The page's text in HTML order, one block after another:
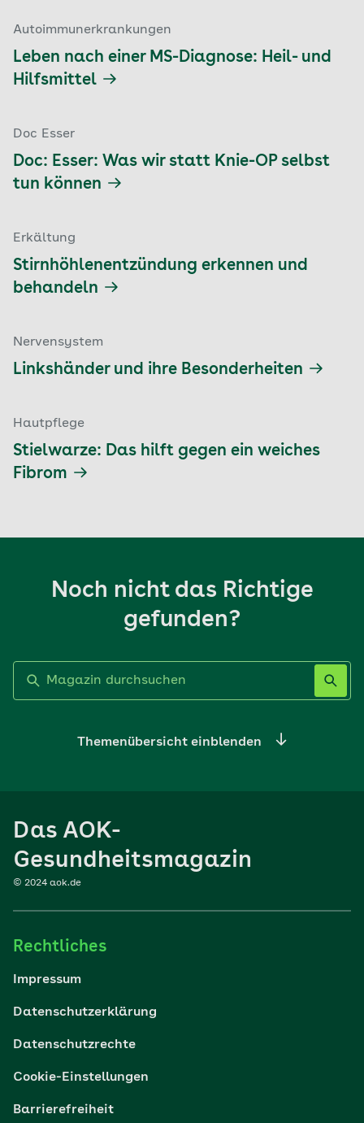
Autoimmunerkrankungen
Leben nach einer MS-Diagnose: Heil- und
Hilfsmittel
Doc Esser
Doc: Esser: Was wir statt Knie-OP selbst
tun können
Erkältung
Stirnhöhlenentzündung erkennen und
behandeln
Nervensystem
Linkshänder und ihre Besonderheiten
Hautpflege
Stielwarze: Das hilft gegen ein weiches
Fibrom
Noch nicht das Richtige
gefunden?
Themenübersicht einblenden
Sport
Reisen
Wohlbefinden
Digital gesund
Das AOK-
Gesundheitsmagazin
© 2024 aok.de
Rechtliches
Impressum
Datenschutzerklärung
Datenschutzrechte
Cookie-Einstellungen
Barrierefreiheit